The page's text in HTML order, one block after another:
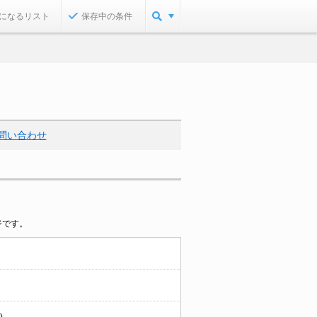
なるリスト 保存中の条件
い合わせ
す。